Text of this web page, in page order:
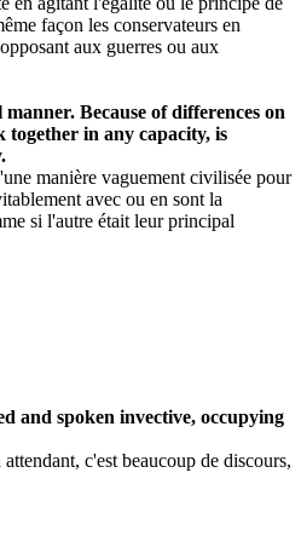
façon les conservateurs en
aux guerres ou aux
Because of differences on
together in any capacity, is
manière vaguement civilisée pour
avec ou en sont la
si l'autre était leur principal
and spoken invective, occupying
c'est beaucoup de discours,